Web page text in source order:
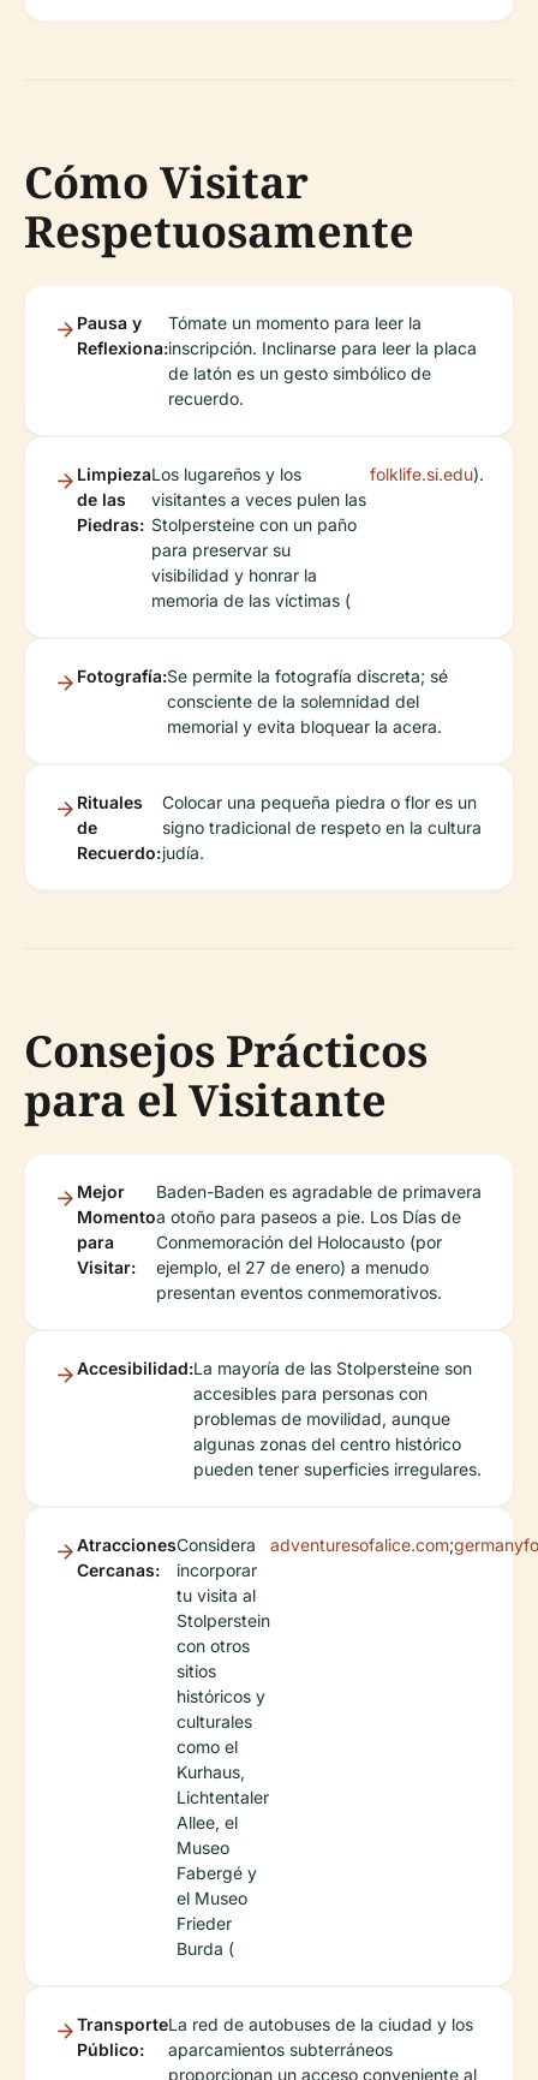
Cómo Visitar
Respetuosamente
Pausa y
Reflexiona:
Tómate un momento para leer la
inscripción. Inclinarse para leer la placa
de latón es un gesto simbólico de
recuerdo.
Limpieza
de las
Piedras:
Los lugareños y los
visitantes a veces pulen las
Stolpersteine con un paño
para preservar su
visibilidad y honrar la
memoria de las víctimas (
folklife.si.edu).
Fotografía:Se permite la fotografía discreta; sé
consciente de la solemnidad del
memorial y evita bloquear la acera.
Rituales
de
Recuerdo:
Colocar una pequeña piedra o flor es un
signo tradicional de respeto en la cultura
judía.
Consejos Prácticos
para el Visitante
Mejor
Momento
para
Visitar:
Baden-Baden es agradable de primavera
a otoño para paseos a pie. Los Días de
Conmemoración del Holocausto (por
ejemplo, el 27 de enero) a menudo
presentan eventos conmemorativos.
Accesibilidad:La mayoría de las Stolpersteine son
accesibles para personas con
problemas de movilidad, aunque
algunas zonas del centro histórico
pueden tener superficies irregulares.
Atracciones
Cercanas:
Considera
incorporar
tu visita al
Stolperstein
con otros
sitios
históricos y
culturales
como el
Kurhaus,
Lichtentaler
Allee, el
Museo
Fabergé y
el Museo
Frieder
Burda (
adventuresofalice.com;
Transporte
Público:
La red de autobuses de la ciudad y los
aparcamientos subterráneos
proporcionan un acceso conveniente al